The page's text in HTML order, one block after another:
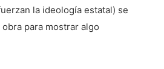
la ideología estatal) se
para mostrar algo